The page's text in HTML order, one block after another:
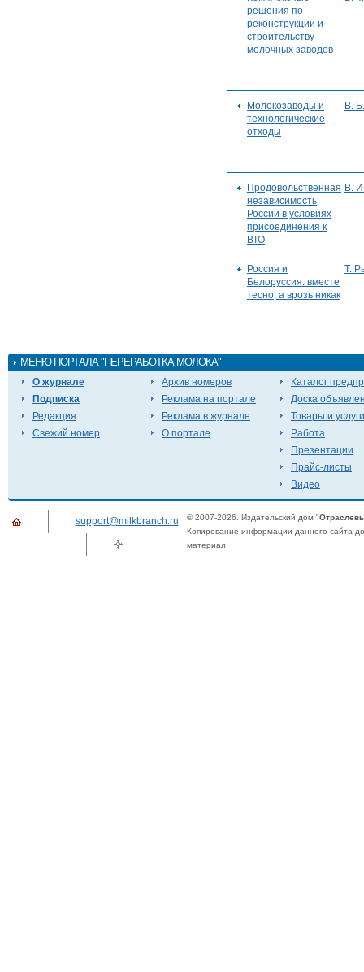
решения по
реконструкции и
строительству
молочных заводов
Молокозаводы и
технологические
отходы
В.
Продовольственная
независимость
России в условиях
присоединения к
ВТО
В.
Россия и
Белоруссия: вместе
тесно, а врозь никак
Т.
МЕНЮ ПОРТАЛА "ПЕРЕРАБОТКА МОЛОКА"
О журнале
Подписка
Редакция
Свежий номер
Архив номеров
Реклама на портале
Реклама в журнале
О портале
Каталог
Доска
Товары и услуги
Работа
Презентации
Прайс-листы
Видео
support@milkbranch.ru © 2007-2026. Издательский дом "
Копирование информации данного сайта
материал